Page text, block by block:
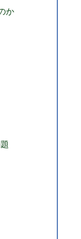
か